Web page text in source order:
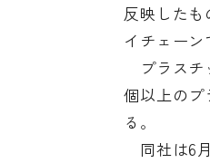
反映した
イチェー
プラスチ
個以上の
る。
同社は6